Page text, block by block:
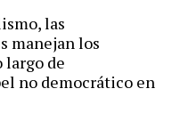
las
manejan los
largo de
no democrático en